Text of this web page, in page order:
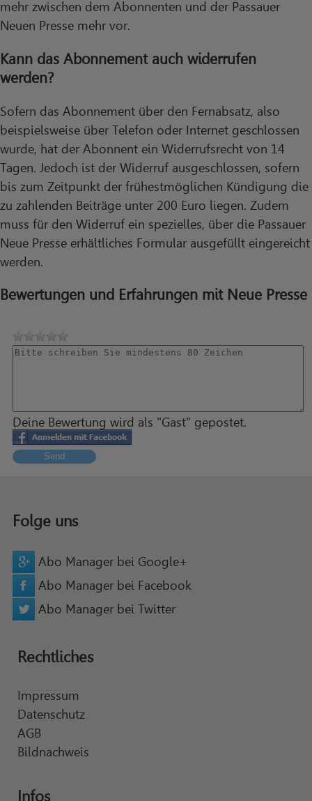
mehr zwischen dem Abonnenten und der Passauer
Neuen Presse mehr vor.
Kann das Abonnement auch widerrufen
werden?
Sofern das Abonnement über den Fernabsatz, also
beispielsweise über Telefon oder Internet geschlossen
wurde, hat der Abonnent ein Widerrufsrecht von 14
Tagen. Jedoch ist der Widerruf ausgeschlossen, sofern
bis zum Zeitpunkt der frühestmöglichen Kündigung die
zu zahlenden Beiträge unter 200 Euro liegen. Zudem
muss für den Widerruf ein spezielles, über die Passauer
Neue Presse erhältliches Formular ausgefüllt eingereicht
werden.
Bewertungen und Erfahrungen mit Neue Presse
Deine Bewertung wird als "Gast" gepostet.
Send
Folge uns
Abo Manager bei Google+
Abo Manager bei Facebook
Abo Manager bei Twitter
Rechtliches
Impressum
Datenschutz
AGB
Bildnachweis
Infos